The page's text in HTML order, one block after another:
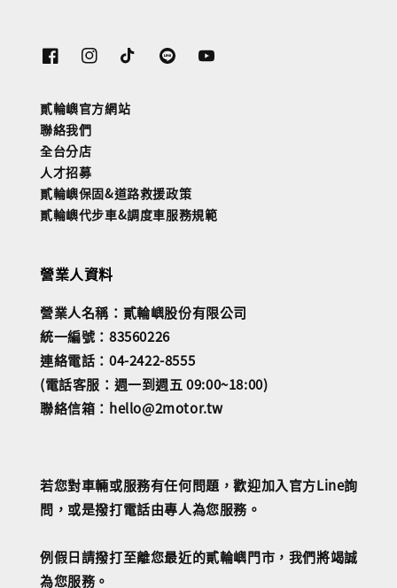
貳輪嶼官方網站
聯絡我們
全台分店
人才招募
貳輪嶼保固&道路救援政策
貳輪嶼代步車&調度車服務規範
營業人資料
營業人名稱：貳輪嶼股份有限公司
統一編號：83560226
連絡電話：04-2422-8555
(電話客服：週一到週五 09:00~18:00)
聯絡信箱：hello@2motor.tw
若您對車輛或服務有任何問題，歡迎加入官方Line詢
問，或是撥打電話由專人為您服務。
例假日請撥打至離您最近的貳輪嶼門市，我們將竭誠
為您服務。